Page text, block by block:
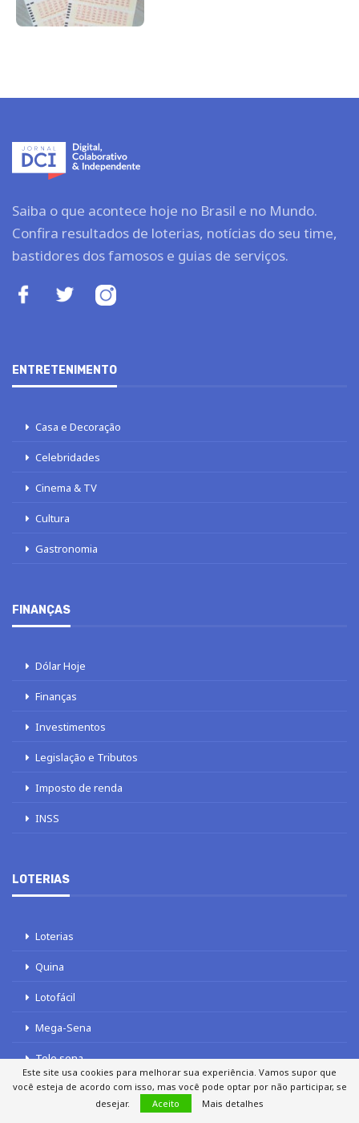
Saiba o que acontece hoje no Brasil e no Mundo.
Confira resultados de loterias, notícias do seu time,
bastidores dos famosos e guias de serviços.
ENTRETENIMENTO
Casa e Decoração
Celebridades
Cinema & TV
Cultura
Gastronomia
FINANÇAS
Dólar Hoje
Finanças
Investimentos
Legislação e Tributos
Imposto de renda
INSS
LOTERIAS
Loterias
Quina
Lotofácil
Mega-Sena
Tele sena
Este site usa cookies para melhorar sua experiência. Vamos supor que
você esteja de acordo com isso, mas você pode optar por não participar, se
desejar.
Aceito Mais detalhes